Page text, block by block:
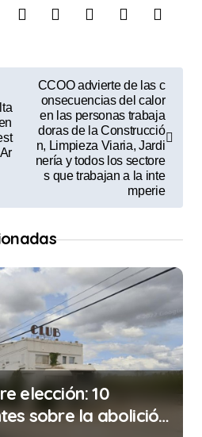
CCOO advierte de las c
onsecuencias del calor
en las personas trabaja
doras de la Construcció
n, Limpieza Viaria, Jardi
nería y todos los sectore
s que trabajan a la inte
mperie
elección: 10
sobre la abolición